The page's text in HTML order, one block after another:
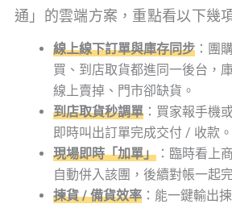
通」的雲端方案，重點看以下幾
線上線下訂單與庫存同步 ：團
買、到店取貨都進同一後台，
線上賣掉、門市卻缺貨。
到店取貨秒調單 ：買家報手機
即時叫出訂單完成交付 / 收款。
現場即時「加單」 ：臨時看上
自動併入該團，後續對帳一起
揀貨 / 備貨效率 ：能一鍵輸出